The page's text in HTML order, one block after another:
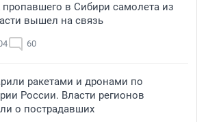
в Сибири самолета из
вышел на связь
60
ракетами и дронами по
России. Власти регионов
о пострадавших